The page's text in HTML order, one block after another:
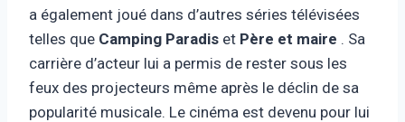
a également joué dans d’autres séries télévisées
telles que Camping Paradis et Père et maire . Sa
carrière d’acteur lui a permis de rester sous les
feux des projecteurs même après le déclin de sa
popularité musicale. Le cinéma est devenu pour lui